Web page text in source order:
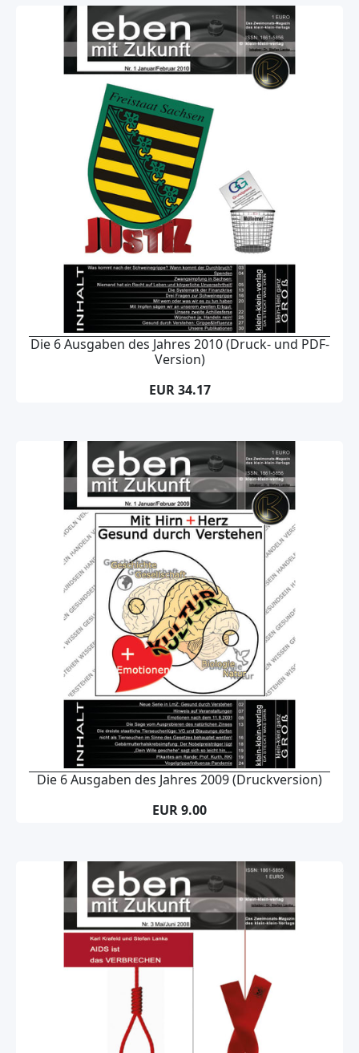
Die 6 Ausgaben des Jahres 2010 (Druck- und PDF-
Version)
EUR 34.17
Die 6 Ausgaben des Jahres 2009 (Druckversion)
EUR 9.00